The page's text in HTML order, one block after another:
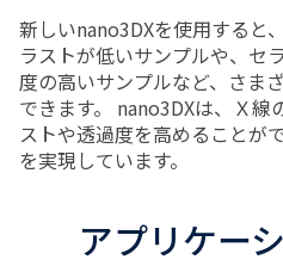
新しいnano3DXを使用すると
ラストが低いサンプルや、セ
度の高いサンプルなど、さま
できます。 nano3DXは、Ｘ線
ストや透過度を高めることが
を実現しています。
アプリケー